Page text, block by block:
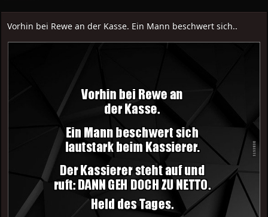
Vorhin bei Rewe an der Kasse. Ein Mann beschwert sich..